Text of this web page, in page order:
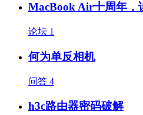
MacBook Air十周年，
论坛 1
何为单反相机
问答 4
h3c路由器密码破解